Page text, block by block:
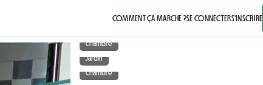
COMMENT ÇA MARCHE ?SE CONNECTERS'INSCRIRE
Chambre
Jardin
Chambre